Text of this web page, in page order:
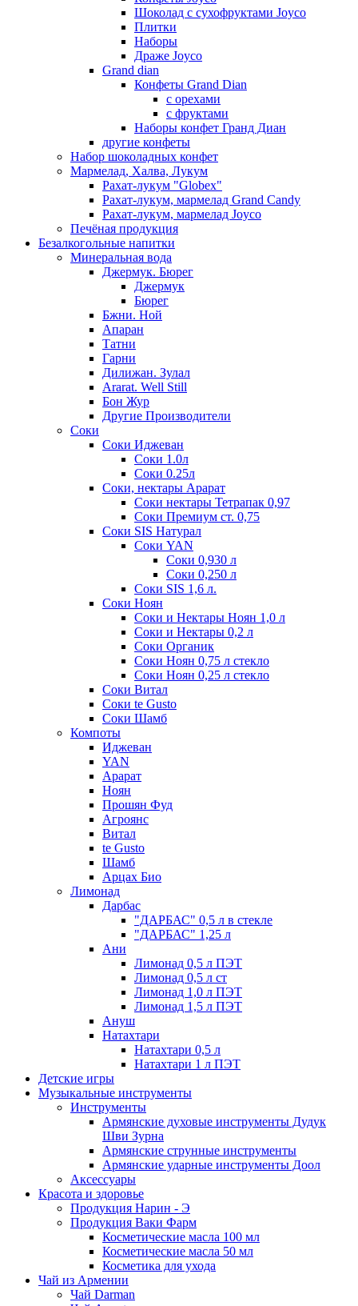
Шоколад с сухофруктами Joyco
Плитки
Наборы
Драже Joyco
Grand dian
Конфеты Grand Dian
с орехами
с фруктами
Наборы конфет Гранд Диан
другие конфеты
Набор шоколадных конфет
Мармелад, Халва, Лукум
Рахат-лукум "Globex"
Рахат-лукум, мармелад Grand Candy
Рахат-лукум, мармелад Joyco
Печёная продукция
Безалкогольные напитки
Минеральная вода
Джермук. Бюрег
Джермук
Бюрег
Бжни. Ной
Апаран
Татни
Гарни
Дилижан. Зулал
Ararat. Well Still
Бон Жур
Другие Производители
Соки
Соки Иджеван
Соки 1.0л
Соки 0.25л
Соки, нектары Арарат
Соки нектары Тетрапак 0,97
Соки Премиум ст. 0,75
Соки SIS Натурал
Соки YAN
Соки 0,930 л
Соки 0,250 л
Соки SIS 1,6 л.
Соки Ноян
Соки и Нектары Ноян 1,0 л
Соки и Нектары 0,2 л
Соки Органик
Соки Ноян 0,75 л стекло
Соки Ноян 0,25 л стекло
Соки Витал
Соки te Gusto
Соки Шамб
Компоты
Иджеван
YAN
Арарат
Ноян
Прошян Фуд
Агроянс
Витал
te Gusto
Шамб
Арцах Био
Лимонад
Дарбас
"ДАРБАС" 0,5 л в стекле
"ДАРБАС" 1,25 л
Ани
Лимонад 0,5 л ПЭТ
Лимонад 0,5 л ст
Лимонад 1,0 л ПЭТ
Лимонад 1,5 л ПЭТ
Ануш
Натахтари
Натахтари 0,5 л
Натахтари 1 л ПЭТ
Детские игры
Музыкальные инструменты
Инструменты
Армянские духовые инструменты Дудук
Шви Зурна
Армянские струнные инструменты
Армянские ударные инструменты Доол
Аксессуары
Красота и здоровье
Продукция Нарин - Э
Продукция Ваки Фарм
Косметические масла 100 мл
Косметические масла 50 мл
Косметика для ухода
Чай из Армении
Чай Darman